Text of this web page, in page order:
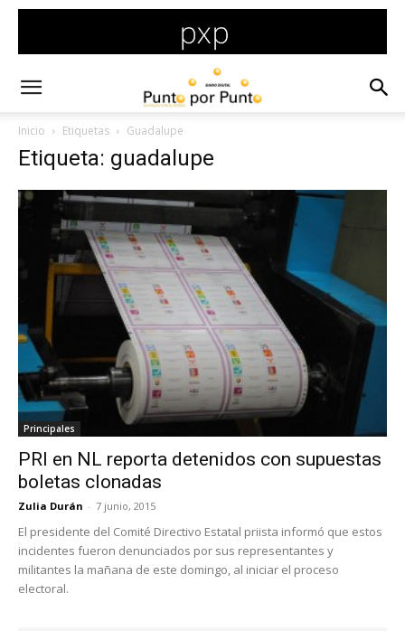
Inicio Etiquetas Guadalupe
Etiqueta: guadalupe
Principales
PRI en NL reporta detenidos con supuestas
boletas clonadas
Zulia Durán - 7 junio, 2015
El presidente del Comité Directivo Estatal priista informó que estos
incidentes fueron denunciados por sus representantes y
militantes la mañana de este domingo, al iniciar el proceso
electoral.